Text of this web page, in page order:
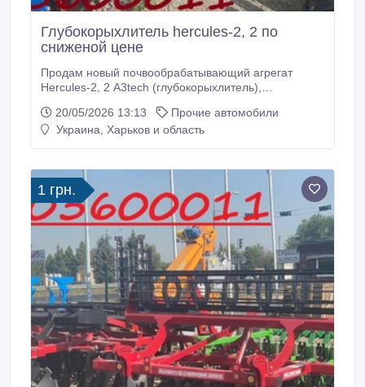
Глубокорыхлитель hercules-2, 2 по
сниженой цене
Продам новый почвообрабатывающий агрегат
Hercules-2, 2 A3tech (глубокорыхлитель),
разрыхления) почв разного механического состава
на глубину до 6. Кроме того, справляется с
поверхности поля.
20/05/2026 13:13
Прочие автомобили
Украина, Харьков и область
1 грн.